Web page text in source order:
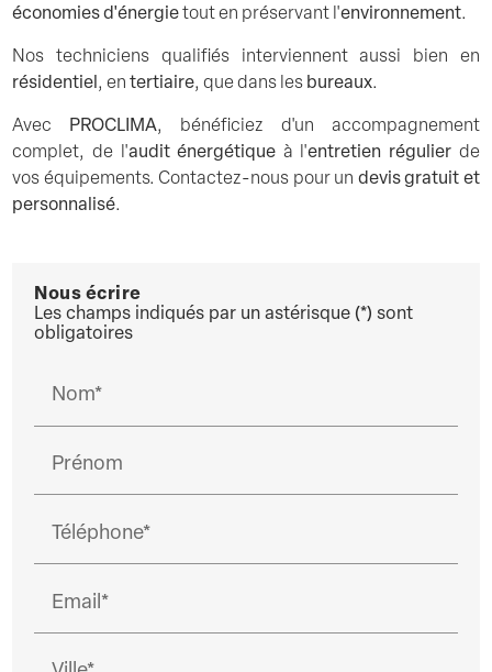
économies d'énergietout en préservant l'environnement.
Nos techniciens qualifiés interviennent aussi bien en
résidentiel , entertiaire, que dans les bureaux.
Avec PROCLIMA, bénéficiez d'un accompagnement
complet, de l'audit énergétique à l'entretien régulier de
vos équipements. Contactez-nous pour un devis gratuit et
personnalisé.
Nous écrire
Les champs indiqués par un astérisque (*) sont
obligatoires
Nom*
Prénom
Téléphone*
Email*